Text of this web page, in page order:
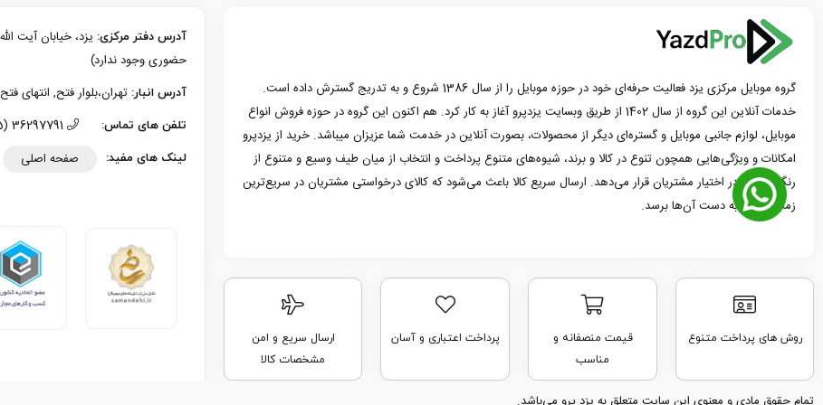
گروه موبایل مرکزی یزد فعالیت حرفه‌ای خود در حوزه موبایل را از سال 1386 شروع و به تدریج گسترش داده است.
خدمات آنلاین این گروه از سال 1402 از طریق وبسایت یزدپرو آغاز به کار کرد. هم اکنون این گروه در حوزه فروش انواع
موبایل، لوازم جانبی موبایل و گستره‌ای دیگر از محصولات، بصورت آنلاین در خدمت شما عزیزان میباشد. خرید از یزدپرو
امکانات و ویژگی‌هایی همچون تنوع در کالا و برند، شیوه‌های متنوع پرداخت و انتخاب از میان طیف وسیع و متنوع از
رنگ و مدل در اختیار مشتریان قرار می‌دهد. ارسال سریع کالا باعث می‌شود که کالای درخواستی مشتریان در سریع‌ترین
زمان ممکن به دست آن‌ها برسد.
روش های پرداخت متنوع
قیمت منصفانه و
مناسب
پرداخت اعتباری و آسان
ارسال سریع و امن
مشخصات کالا
آدرس دفتر مرکزی:
حضوری وجود ندارد)
آدرس انبار: تهران،بلوار فتح, انتهای فتح 13، پلاک 126 (امکان تحویل حضوری وجود دارد)
تلفن های تماس:
لینک های مفید: صفحه اصلی